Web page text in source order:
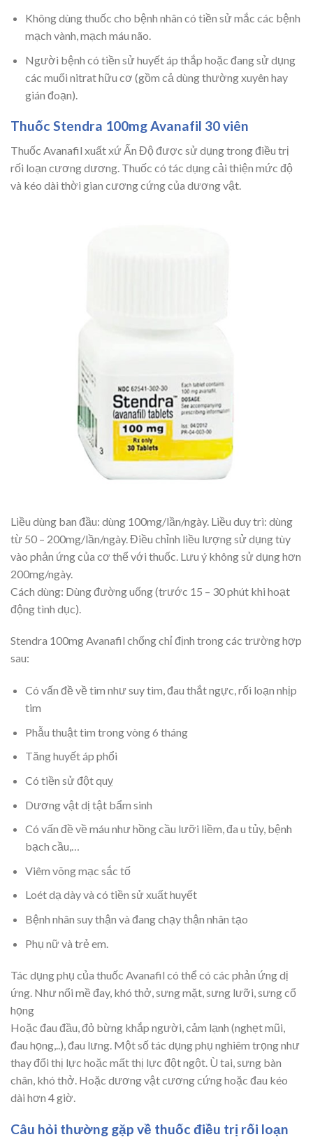
Không dùng thuốc cho bệnh nhân có tiền sử mắc các bệnh
mạch vành, mạch máu não.
Người bệnh có tiền sử huyết áp thắp hoặc đang sử dụng
các muối nitrat hữu cơ (gồm cả dùng thường xuyên hay
gián đoạn).
Thuốc Stendra 100mg Avanafil 30 viên
Thuốc Avanafil xuất xứ Ấn Độ được sử dụng trong điều trị
rối loạn cương dương. Thuốc có tác dụng cải thiện mức độ
và kéo dài thời gian cương cứng của dương vật.
Liều dùng ban đầu: dùng 100mg/lần/ngày. Liều duy trì: dùng
từ 50 – 200mg/lần/ngày. Điều chỉnh liều lượng sử dụng tùy
vào phản ứng của cơ thể với thuốc. Lưu ý không sử dụng hơn
200mg/ngày.
Cách dùng: Dùng đường uống (trước 15 – 30 phút khi hoạt
động tình dục).
Stendra 100mg Avanafil chống chỉ định trong các trường hợp
sau:
Có vấn đề về tim như suy tim, đau thắt ngực, rối loạn nhịp
tim
Phẫu thuật tim trong vòng 6 tháng
Tăng huyết áp phổi
Có tiền sử đột quỵ
Dương vật dị tật bẩm sinh
Có vấn đề về máu như hồng cầu lưỡi liềm, đa u tủy, bệnh
bạch cầu,…
Viêm võng mạc sắc tố
Loét dạ dày và có tiền sử xuất huyết
Bệnh nhân suy thận và đang chạy thận nhân tạo
Phụ nữ và trẻ em.
Tác dụng phụ của thuốc Avanafil có thể có các phản ứng dị
ứng. Như nổi mề đay, khó thở, sưng mặt, sưng lưỡi, sưng cổ
họng
Hoặc đau đầu, đỏ bừng khắp người, cảm lạnh (nghẹt mũi,
đau họng,..), đau lưng. Một số tác dụng phụ nghiêm trọng như
thay đổi thị lực hoặc mất thị lực đột ngột. Ù tai, sưng bàn
chân, khó thở. Hoặc dương vật cương cứng hoặc đau kéo
dài hơn 4 giờ.
Câu hỏi thường gặp về thuốc điều trị rối loạn